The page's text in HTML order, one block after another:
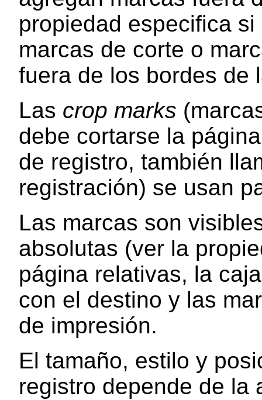
propiedad especifica
marcas de corte o
fuera de los bordes de
Las crop marks
debe cortarse la
de registro, también
registración) se usan
Las marcas son
absolutas (ver la
página relativas, la
con el destino y las
de impresión.
El tamaño, estilo y
registro depende de la